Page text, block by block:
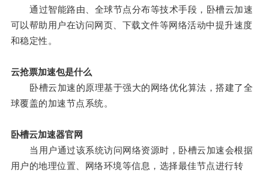
通过智能路由、全球节点分布等技术手段，卧槽云加速
可以帮助用户在访问网页、下载文件等网络活动中提升速度
和稳定性。
云抢票加速包是什么
卧槽云加速的原理基于强大的网络优化算法，搭建了全
球覆盖的加速节点系统。
卧槽云加速器官网
当用户通过该系统访问网络资源时，卧槽云加速会根据
用户的地理位置、网络环境等信息，选择最佳节点进行转